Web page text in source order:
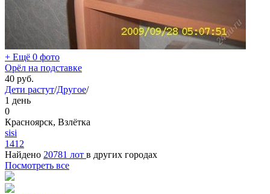
+ Ещё 0 фото
Орёл на подставке
40 руб.
Дети растут/Другое/
1 день
0
Красноярск, Взлётка
sisi
1412
Найдено 20781 лот в других городах
Посмотреть все